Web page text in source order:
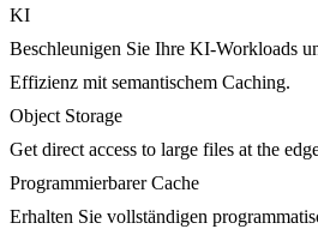
KI
Beschleunigen Sie Ihre KI-Workloads
Effizienz mit semantischem Caching.
Object Storage
Get direct access to large files at the
Programmierbarer Cache
Erhalten Sie vollständigen